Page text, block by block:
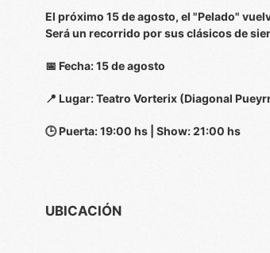
El próximo 15 de agosto, el "Pelado"
Será un recorrido por sus clásicos de
📅 Fecha: 15 de agosto
📍 Lugar: Teatro Vorterix (Diagonal
🕒 Puerta: 19:00 hs | Show: 21:00 hs
UBICACIÓN